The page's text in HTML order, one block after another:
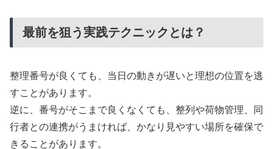
最前を狙う実践テクニックとは？
整理番号が良くても、当日の動きが遅いと理想の位置を逃
すことがあります。
逆に、番号がそこまで良くなくても、整列や荷物管理、同
行者との連携がうまければ、かなり見やすい場所を確保で
きることがあります。